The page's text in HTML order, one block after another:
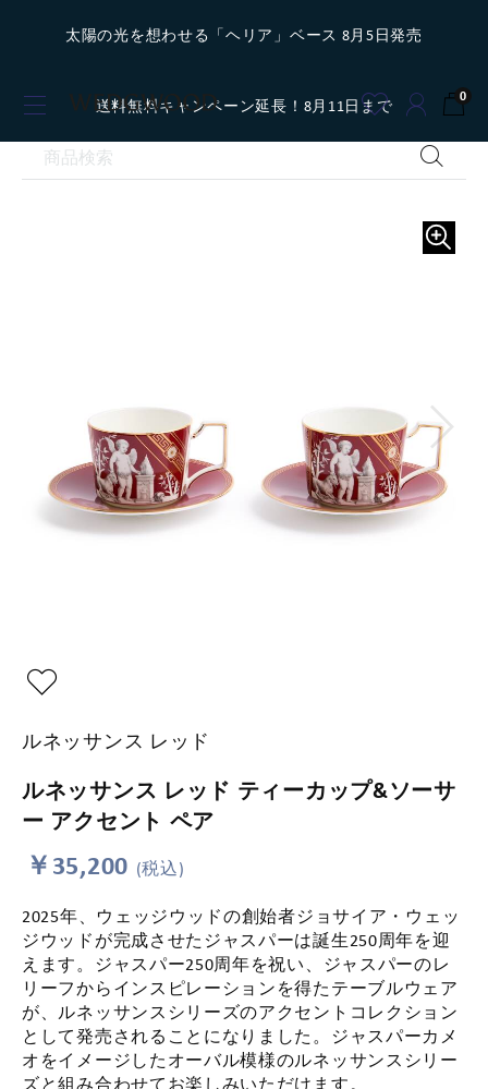
太陽の光を想わせる「ヘリア」ベース 8月5日発売
送料無料キャンペーン延長！8月11日まで 0
ルネッサンス レッド
ルネッサンス レッド ティーカップ&ソーサ
ー アクセント ペア
￥35,200 (税込)
2025年、ウェッジウッドの創始者ジョサイア・ウェッ
ジウッドが完成させたジャスパーは誕生250周年を迎
えます。ジャスパー250周年を祝い、ジャスパーのレ
リーフからインスピレーションを得たテーブルウェア
が、ルネッサンスシリーズのアクセントコレクション
として発売されることになりました。ジャスパーカメ
オをイメージしたオーバル模様のルネッサンスシリー
ズと組み合わせてお楽しみいただけます。